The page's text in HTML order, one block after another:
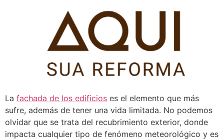
La fachada de los edificios es el elemento que más
sufre, además de tener una vida limitada. No podemos
olvidar que se trata del recubrimiento exterior, donde
impacta cualquier tipo de fenómeno meteorológico y es